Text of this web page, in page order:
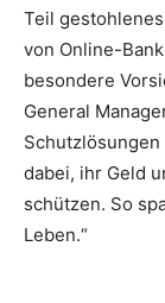
Teil
von Online-
besondere
General
dabei, ihr Geld
schützen. So
Leben.“